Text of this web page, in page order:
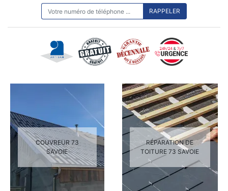
COUVREUR 73
SAVOIE
RÉPARATION DE
TOITURE 73 SAVOIE